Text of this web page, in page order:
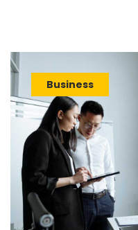
Business